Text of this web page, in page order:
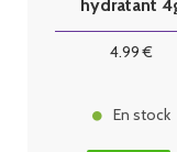
hydratant
4.99 €
En stock